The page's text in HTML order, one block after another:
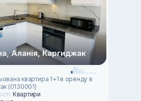
Аланія, Каргиджак
квартира 1+1 в оренду в
(0130001)
Квартири